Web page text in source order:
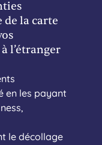
de la carte
l’étranger
en les payant
le décollage